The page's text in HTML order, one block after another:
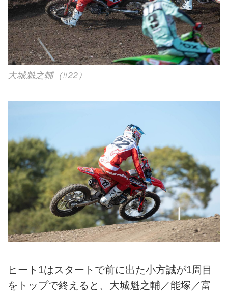
大城魁之輔（#22）
ヒート1はスタートで前に出た小方誠が1周目
をトップで終えると、大城魁之輔／能塚／富